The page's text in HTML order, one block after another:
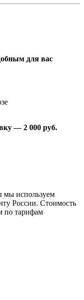
для вас
— 2 000 руб.
мы используем
России. Стоимость
по тарифам